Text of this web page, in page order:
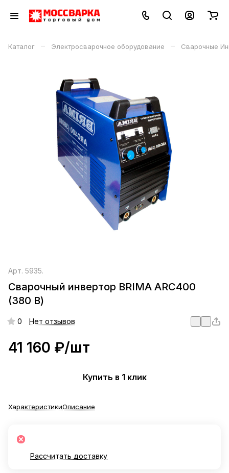
Каталог – Электросварочное оборудование – Сварочные
Арт. 5935.
Сварочный инвертор BRIMA ARC400
(380 В)
0 Нет отзывов
41 160 ₽/шт
Купить в 1 клик
ХарактеристикиОписание
Рассчитать доставку